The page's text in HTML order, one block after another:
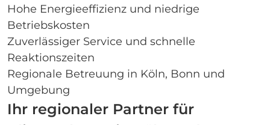
Hohe Energieeffizienz und niedrige
Betriebskosten
Zuverlässiger Service und schnelle
Reaktionszeiten
Regionale Betreuung in Köln, Bonn und
Umgebung
Ihr regionaler Partner für